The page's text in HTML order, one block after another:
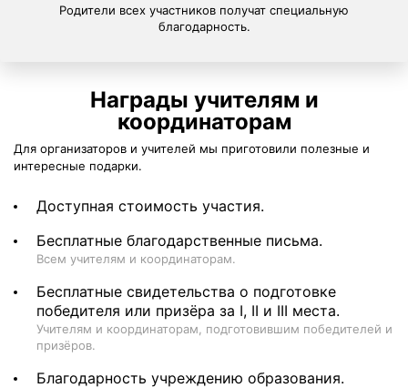
Родители всех участников получат специальную
благодарность.
Награды учителям и
координаторам
Для организаторов и учителей мы приготовили полезные и
интересные подарки.
Доступная стоимость участия.
Бесплатные благодарственные письма.
Всем учителям и координаторам.
Бесплатные свидетельства о подготовке
победителя или призёра за I, II и III места.
Учителям и координаторам, подготовившим победителей и
призёров.
Благодарность учреждению образования.